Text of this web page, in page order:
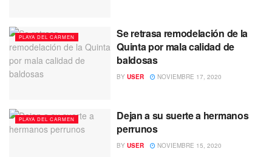
PLAYA DEL CARMEN
Se retrasa remodelación de la
Quinta por mala calidad de
baldosas
BY USER NOVIEMBRE 17, 2020
PLAYA DEL CARMEN
Dejan a su suerte a hermanos
perrunos
BY USER NOVIEMBRE 15, 2020